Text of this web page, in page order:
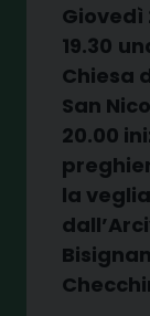
Giovedì
19.30
Chiesa
San
20.00
la